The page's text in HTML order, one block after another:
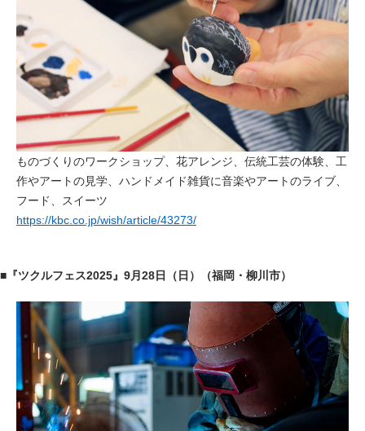
ものづくりのワークショップ、花アレンジ、伝統工芸の体験、工
作やアートの見学、ハンドメイド雑貨に音楽やアートのライブ、
フード、スイーツ
https://kbc.co.jp/wish/article/43273/
■『ツクルフェス2025』9月28日（日）（福岡・柳川市）